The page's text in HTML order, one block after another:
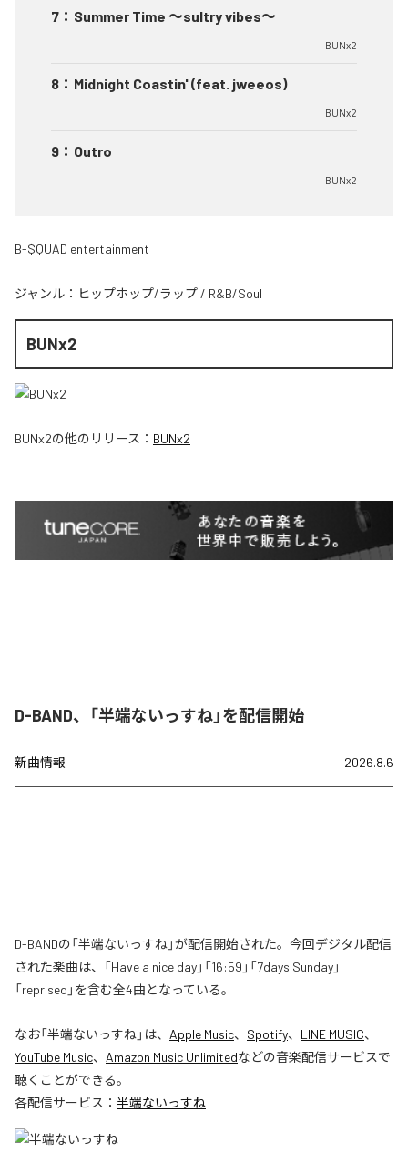
7 ： Summer Time 〜sultry vibes〜
BUNx2
8 ： Midnight Coastin' (feat. jweeos)
BUNx2
9 ： Outro
BUNx2
B-$QUAD entertainment
ジャンル： ヒップホップ/ラップ / R&B/Soul
BUNx2
BUNx2の他のリリース： BUNx2
D-BAND、「半端ないっすね」を配信開始
新曲情報 2026.8.6
D-BANDの「半端ないっすね」が配信開始された。今回デジタル配信
された楽曲は、「Have a nice day」「16:59」「7days Sunday」
「reprised」を含む全4曲となっている。
なお「半端ないっすね」は、 Apple Music、 Spotify、 LINE MUSIC、
YouTube Music、 Amazon Music Unlimitedなどの音楽配信サービスで
聴くことができる。
各配信サービス： 半端ないっすね